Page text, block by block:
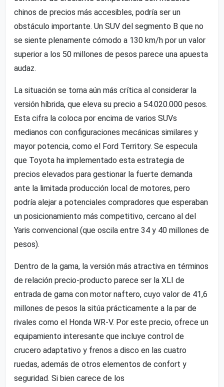
chinos de precios más accesibles, podría ser un
obstáculo importante. Un SUV del segmento B que no
se siente plenamente cómodo a 130 km/h por un valor
superior a los 50 millones de pesos parece una apuesta
audaz.
La situación se torna aún más crítica al considerar la
versión híbrida, que eleva su precio a 54.020.000 pesos.
Esta cifra la coloca por encima de varios SUVs
medianos con configuraciones mecánicas similares y
mayor potencia, como el Ford Territory. Se especula
que Toyota ha implementado esta estrategia de
precios elevados para gestionar la fuerte demanda
ante la limitada producción local de motores, pero
podría alejar a potenciales compradores que esperaban
un posicionamiento más competitivo, cercano al del
Yaris convencional (que oscila entre 34 y 40 millones de
pesos).
Dentro de la gama, la versión más atractiva en términos
de relación precio-producto parece ser la XLI de
entrada de gama con motor naftero, cuyo valor de 41,6
millones de pesos la sitúa prácticamente a la par de
rivales como el Honda WR-V. Por este precio, ofrece un
equipamiento interesante que incluye control de
crucero adaptativo y frenos a disco en las cuatro
ruedas, además de otros elementos de confort y
seguridad. Si bien carece de los